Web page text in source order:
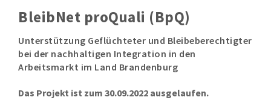
BleibNet proQuali (BpQ)
Unterstützung Geflüchteter und Bleibeberechtigter
bei der nachhaltigen Integration in den
Arbeitsmarkt im Land Brandenburg
Das Projekt ist zum 30.09.2022 ausgelaufen.